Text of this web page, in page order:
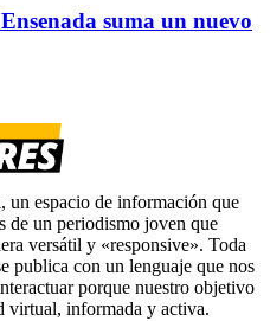
suma un nuevo
espacio de información que
de un periodismo joven que
versátil y «responsive». Toda
publica con un lenguaje que nos
porque nuestro objetivo
virtual, informada y activa.